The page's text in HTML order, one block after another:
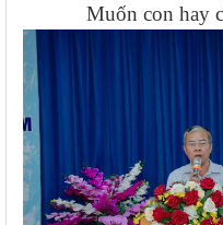
Muốn con hay